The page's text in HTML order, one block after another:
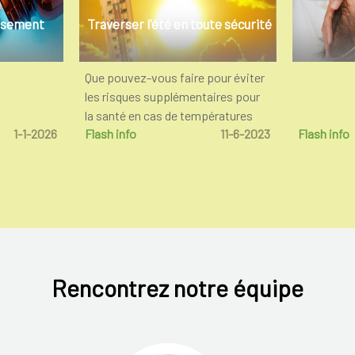
1-1-2026
Traverser l'été en toute sécurité
Que pouvez-vous faire pour éviter
les risques supplémentaires pour
la santé en cas de températures
élevées ?
Flash info 11-6-2023 Flash info
Rencontrez notre équipe